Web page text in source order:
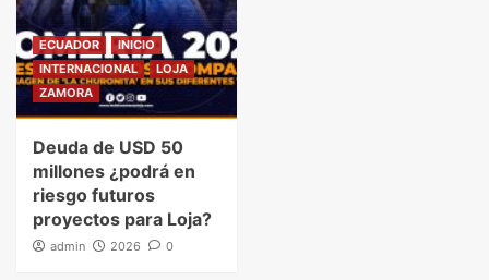
ECUADOR
INICIO
INTERNACIONAL
LOJA
ZAMORA
Deuda de USD 50
millones ¿podrá en
riesgo futuros
proyectos para Loja?
admin 2026 0